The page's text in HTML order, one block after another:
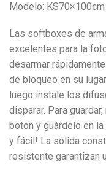
Modelo: KS70×100cm
Las softboxes de
excelentes para la
desarmar
de bloqueo en su
luego instale los
disparar. Para
botón y guárdelo en
y fácil! La sólida
resistente garantizan